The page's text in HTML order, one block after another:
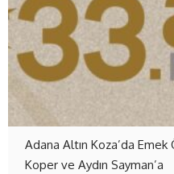
Adana Altın Koza’da
Koper ve Aydın Sayman’a